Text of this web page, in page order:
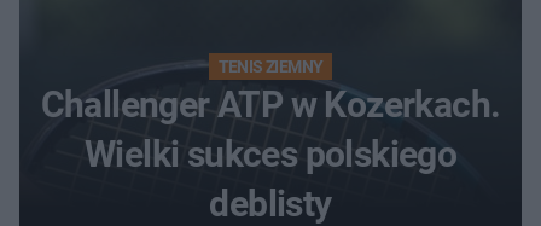
TENIS ZIEMNY
Challenger ATP w Kozerkach.
Wielki sukces polskiego
deblisty